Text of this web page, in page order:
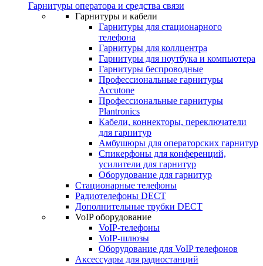
Гарнитуры оператора и средства связи
Гарнитуры и кабели
Гарнитуры для стационарного
телефона
Гарнитуры для коллцентра
Гарнитуры для ноутбука и компьютера
Гарнитуры беспроводные
Профессиональные гарнитуры
Accutone
Профессиональные гарнитуры
Plantronics
Кабели, коннекторы, переключатели
для гарнитур
Амбушюры для операторских гарнитур
Cпикерфоны для конференций,
усилители для гарнитур
Оборудование для гарнитур
Стационарные телефоны
Радиотелефоны DECT
Дополнительные трубки DECT
VoIP оборудование
VoIP-телефоны
VoIP-шлюзы
Оборудование для VoIP телефонов
Аксессуары для радиостанций